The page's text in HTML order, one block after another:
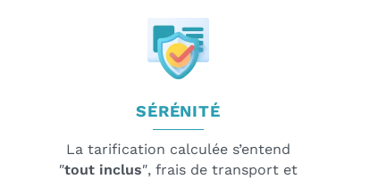
SÉRÉNITÉ
La tarification calculée s’entend
″tout inclus″, frais de transport et